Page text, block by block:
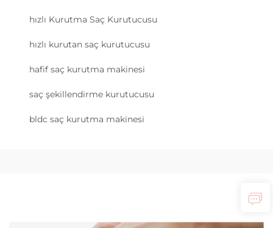
hızlı Kurutma Saç Kurutucusu
hızlı kurutan saç kurutucusu
hafif saç kurutma makinesi
saç şekillendirme kurutucusu
bldc saç kurutma makinesi